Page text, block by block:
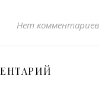
Нет комментариев